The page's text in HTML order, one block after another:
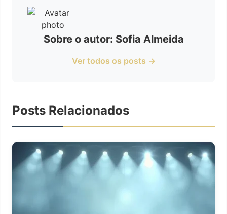
Sobre o autor: Sofia Almeida
Ver todos os posts →
Posts Relacionados